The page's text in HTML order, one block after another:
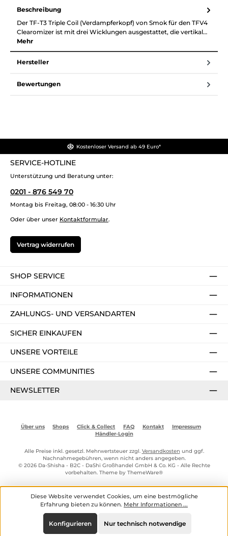
Beschreibung
Der TF-T3 Triple Coil (Verdampferkopf) von Smok für den TFV4
Clearomizer ist mit drei Wicklungen ausgestattet, die vertikal…
Mehr
Hersteller
Bewertungen
Kostenloser Versand ab 49 Euro*
SERVICE-HOTLINE
Unterstützung und Beratung unter:
0201 - 876 549 70
Montag bis Freitag, 08:00 - 16:30 Uhr
Oder über unser Kontaktformular.
Vertrag widerrufen
SHOP SERVICE
INFORMATIONEN
ZAHLUNGS- UND VERSANDARTEN
SICHER EINKAUFEN
UNSERE VORTEILE
UNSERE COMMUNITIES
NEWSLETTER
Über uns Shops Click & Collect FAQ Kontakt
Impressum
Händler-Login
Alle Preise inkl. gesetzl. Mehrwertsteuer zzgl. Versandkosten und ggf.
Nachnahmegebühren, wenn nicht anders angegeben.
© 2026 Da-Shisha - B2C - DaShi Großhandel GmbH & Co. KG - Alle Rechte
vorbehalten. Theme by ThemeWare®
Diese Website verwendet Cookies, um eine bestmögliche
Erfahrung bieten zu können. Mehr Informationen ...
Nur technisch notwendige
Konfigurieren